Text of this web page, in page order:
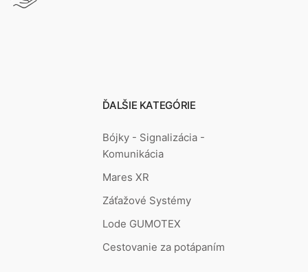
ĎALŠIE KATEGÓRIE
Bójky - Signalizácia -
Komunikácia
Mares XR
Záťažové Systémy
Lode GUMOTEX
Cestovanie za potápaním